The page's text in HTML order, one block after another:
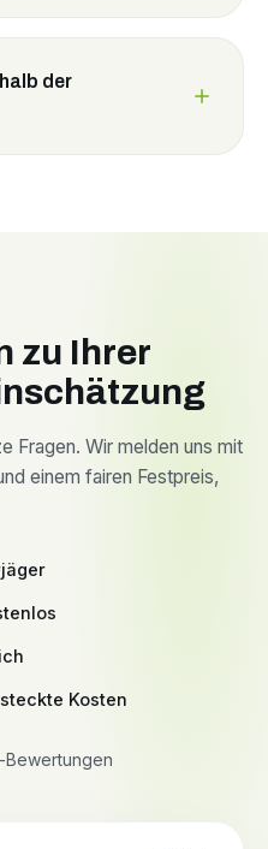
der
zu Ihrer
Fragen. Wir melden uns mit
einem fairen Festpreis,
Kosten